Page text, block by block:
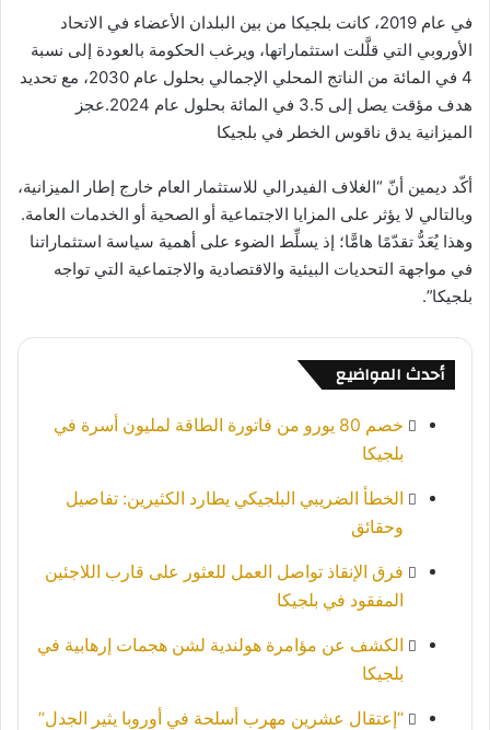
في عام 2019، كانت بلجيكا من بين البلدان الأعضاء في الاتحاد
الأوروبي التي قلَّلت استثماراتها، ويرغب الحكومة بالعودة إلى نسبة
4 في المائة من الناتج المحلي الإجمالي بحلول عام 2030، مع تحديد
هدف مؤقت يصل إلى 3.5 في المائة بحلول عام 2024.عجز
الميزانية يدق ناقوس الخطر في بلجيكا
أكّد ديمين أنّ “الغلاف الفيدرالي للاستثمار العام خارج إطار الميزانية،
وبالتالي لا يؤثر على المزايا الاجتماعية أو الصحية أو الخدمات العامة.
وهذا يُعَدُّ تقدّمًا هامًّا؛ إذ يسلِّط الضوء على أهمية سياسة استثماراتنا
في مواجهة التحديات البيئية والاقتصادية والاجتماعية التي تواجه
بلجيكا”.
أحدث المواضيع
خصم 80 يورو من فاتورة الطاقة لمليون أسرة في
بلجيكا
الخطأ الضريبي البلجيكي يطارد الكثيرين: تفاصيل
وحقائق
فرق الإنقاذ تواصل العمل للعثور على قارب اللاجئين
المفقود في بلجيكا
الكشف عن مؤامرة هولندية لشن هجمات إرهابية في
بلجيكا
“إعتقال عشرين مهرب أسلحة في أوروبا يثير الجدل”